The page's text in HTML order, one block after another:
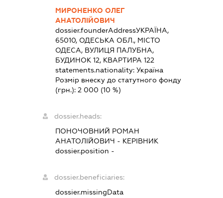
МИРОНЕНКО ОЛЕГ
АНАТОЛІЙОВИЧ
dossier.founderAddressУКРАЇНА,
65010, ОДЕСЬКА ОБЛ., МІСТО
ОДЕСА, ВУЛИЦЯ ПАЛУБНА,
БУДИНОК 12, КВАРТИРА 122
statements.nationality: Україна
Розмір внеску до статутного фонду
(грн.): 2 000 (10 %)
dossier.heads:
ПОНОЧОВНИЙ РОМАН
АНАТОЛІЙОВИЧ - КЕРІВНИК
dossier.position -
dossier.beneficiaries:
dossier.missingData